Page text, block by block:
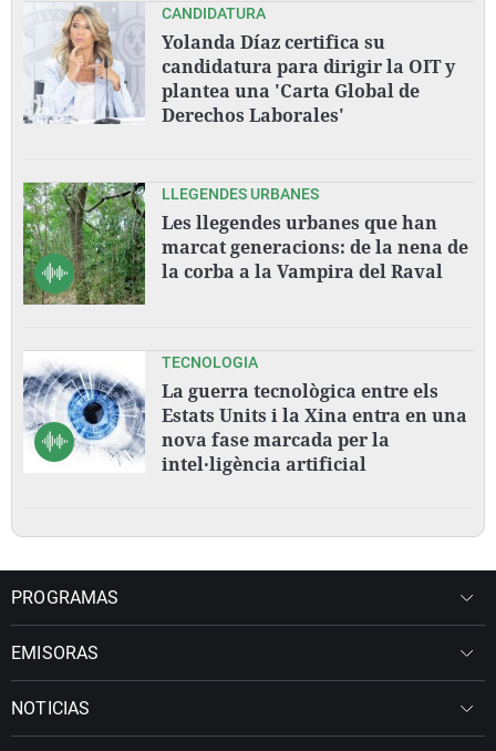
CANDIDATURA
Yolanda Díaz certifica su
candidatura para dirigir la OIT y
plantea una 'Carta Global de
Derechos Laborales'
LLEGENDES URBANES
Les llegendes urbanes que han
marcat generacions: de la nena de
la corba a la Vampira del Raval
TECNOLOGIA
La guerra tecnològica entre els
Estats Units i la Xina entra en una
nova fase marcada per la
intel·ligència artificial
PROGRAMAS
EMISORAS
NOTICIAS